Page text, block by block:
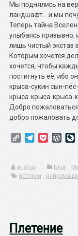
Мы поднялись на
ландшафт… и мы
Теперь тайна
улыбаясь призывно,
лишь чистый экстаз
Которым хочется
хочется, чтобы
постигнуть её, ибо
крыса-сукин сын-
крыса-крыса-крыса-
Добро пожаловаться
добро пожаловать
Copy TelegramPocket
arishai Блог ,
истории ,
Плетение